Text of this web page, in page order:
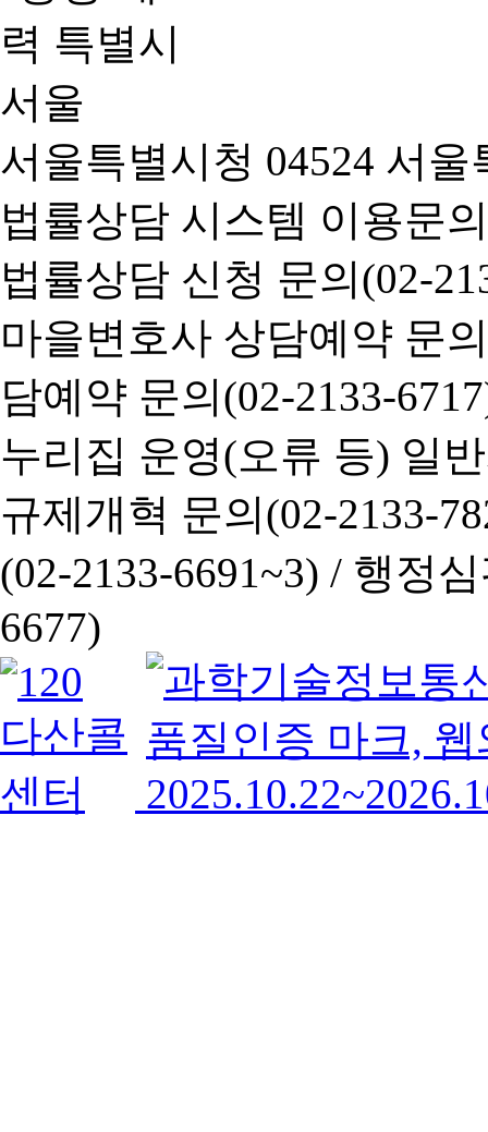
서울특별시청 04524 서
법률상담 시스템 이용문
법률상담 신청 문의(02-
마을변호사 상담예약 문
담예약 문의(02-2133-
누리집 운영(오류 등) 일
규제개혁 문의(02-2133-
(02-2133-6691~3) / 행정심
6677)